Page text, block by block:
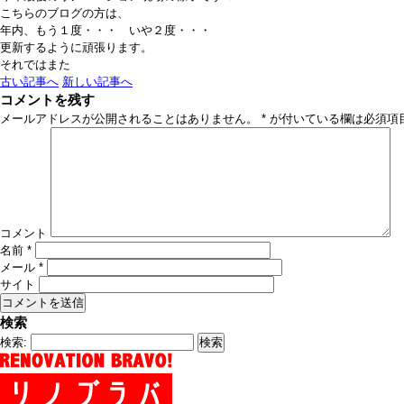
こちらのブログの方は、
年内、もう１度・・・ いや２度・・・
更新するように頑張ります。
それではまた
古い記事へ 新しい記事へ
コメントを残す
メールアドレスが公開されることはありません。 * が付いている欄は必須項
コメント
名前 *
メール *
サイト
検索
検索: